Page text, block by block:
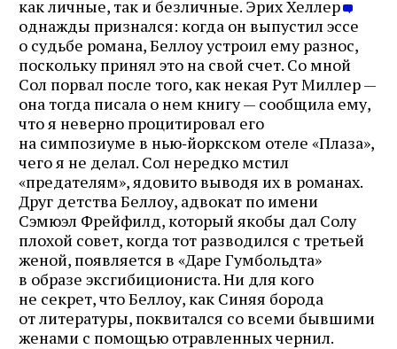
как личные, так и безличные. Эрих Хеллер
однажды признался: когда он выпустил эссе
о судьбе романа, Беллоу устроил ему разнос,
поскольку принял это на свой счет. Со мной
Сол порвал после того, как некая Рут Миллер —
она тогда писала о нем книгу — сообщила ему,
что я неверно процитировал его
на симпозиуме в нью‑йоркском отеле «Плаза»,
чего я не делал. Сол нередко мстил
«предателям», ядовито выводя их в романах.
Друг детства Беллоу, адвокат по имени
Сэмюэл Фрейфилд, который якобы дал Солу
плохой совет, когда тот разводился с третьей
женой, появляется в «Даре Гумбольдта»
в образе эксгибициониста. Ни для кого
не секрет, что Беллоу, как Синяя борода
от литературы, поквитался со всеми бывшими
женами с помощью отравленных чернил.